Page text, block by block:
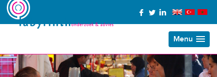
Menu